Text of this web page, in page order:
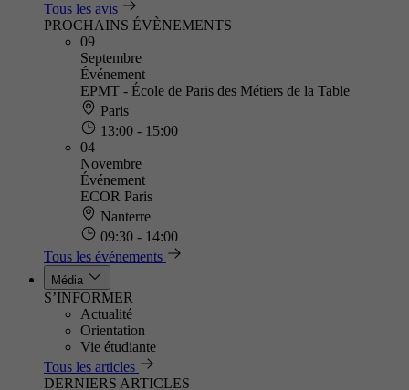
Tous les avis
PROCHAINS ÉVÈNEMENTS
09
Septembre
Événement
EPMT - École de Paris des Métiers de la Table
Paris
13:00 - 15:00
04
Novembre
Événement
ECOR Paris
Nanterre
09:30 - 14:00
Tous les événements
Média
S’INFORMER
Actualité
Orientation
Vie étudiante
Tous les articles
DERNIERS ARTICLES